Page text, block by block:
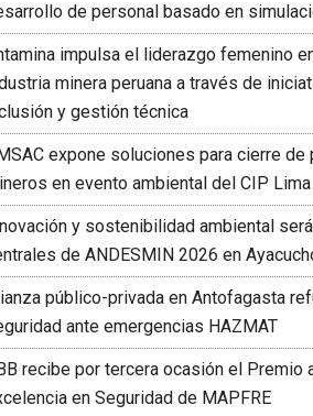
de personal basado en
impulsa el liderazgo femenino
minera peruana a través de
y gestión técnica
expone soluciones para cierre de
en evento ambiental del CIP Lima
y sostenibilidad ambiental
de ANDESMIN 2026 en
público-privada en Antofagasta
ante emergencias HAZMAT
recibe por tercera ocasión el Premio
en Seguridad de MAPFRE